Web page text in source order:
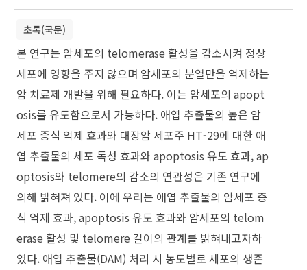
초록(국문)
본 연구는 암세포의 telomerase 활성을 감소시켜 정상
세포에 영향을 주지 않으며 암세포의 분열만을 억제하는
암 치료제 개발을 위해 필요하다. 이는 암세포의 apopt
osis를 유도함으로서 가능하다. 애엽 추출물의 높은 암
세포 증식 억제 효과와 대장암 세포주 HT-29에 대한 애
엽 추출물의 세포 독성 효과와 apoptosis 유도 효과, ap
optosis와 telomere의 감소의 연관성은 기존 연구에
의해 밝혀져 있다. 이에 우리는 애엽 추출물의 암세포 증
식 억제 효과, apoptosis 유도 효과와 암세포의 telom
erase 활성 및 telomere 길이의 관계를 밝혀내고자하
였다. 애엽 추출물(DAM) 처리 시 농도별로 세포의 생존